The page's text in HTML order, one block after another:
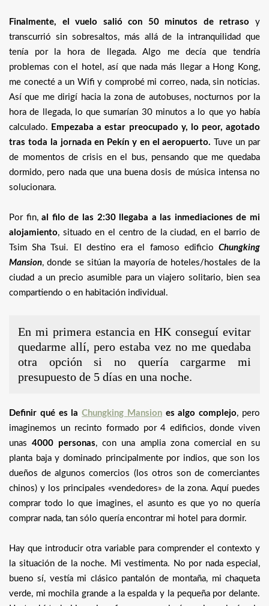
Finalmente, el vuelo salió con 50 minutos de retraso y
transcurrió sin sobresaltos, más allá de la intranquilidad que
tenía por la hora de llegada. Algo me decía que tendría
problemas con el hotel, así que nada más llegar a Hong Kong,
me conecté a un Wifi y comprobé mi correo, nada, sin noticias.
Así que me dirigí hacia la zona de autobuses, nocturnos por la
hora de llegada, lo que sumarían 30 minutos a lo que yo había
calculado. Empezaba a estar preocupado y, lo peor, agotado
tras toda la jornada en Pekín y en el aeropuerto. Tuve un par
de momentos de crisis en el bus, pensando que me quedaba
dormido, pero nada que una buena dosis de música intensa no
solucionara.
Por fin,al filo de las 2:30 llegaba a las inmediaciones de mi
alojamiento, situado en el centro de la ciudad, en el barrio de
Tsim Sha Tsui. El destino era el famoso edificio Chungking
Mansion, donde se sitúan la mayoría de hoteles/hostales de la
ciudad a un precio asumible para un viajero solitario, bien sea
compartiendo o en habitación individual.
En mi primera estancia en HK conseguí evitar
quedarme allí, pero estaba vez no me quedaba
otra opción si no quería cargarme mi
presupuesto de 5 días en una noche.
Definir qué es laChungking Mansiones algo complejo, pero
imaginemos un recinto formado por 4 edificios, donde viven
unas4000 personas, con una amplia zona comercial en su
planta baja y dominado principalmente por indios, que son los
dueños de algunos comercios (los otros son de comerciantes
chinos) y los principales «vendedores» de la zona. Aquí puedes
comprar todo lo que imagines, el asunto es que yo no quería
comprar nada, tan sólo quería encontrar mi hotel para dormir.
Hay que introducir otra variable para comprender el contexto y
la situación de la noche. Mi vestimenta. No por nada especial,
bueno sí, vestía mi clásico pantalón de montaña, mi chaqueta
verde, mi mochila grande a la espalda y la pequeña por delante.